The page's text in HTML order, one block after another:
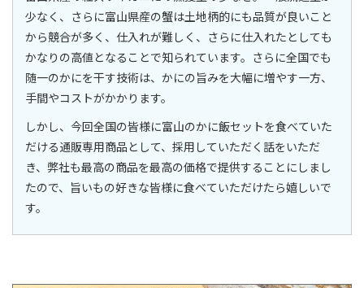
少なく、さらに富山県産の蟹は土地柄的にも品質が良いこと
から競合が多く、仕入れが難しく、さらに仕入れたとしても
かなりの高値となることで知られています。さらに全国でも
随一のかにを干す技術は、かにの旨みを大幅に増やす一方、
手間やコストがかかります。
しかし、今回全国の皆様に富山のかに飯セットを食べていた
だける通販専用商品として、採用していただく話をいただ
き、弊社も最高の商品を最高の価格で提供することにしまし
たので、旨いもの好きな皆様に食べていただけたら嬉しいで
す。